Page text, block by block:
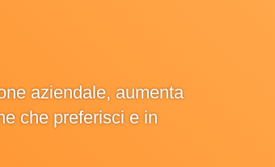
aziendale, aumenta
che preferisci e in